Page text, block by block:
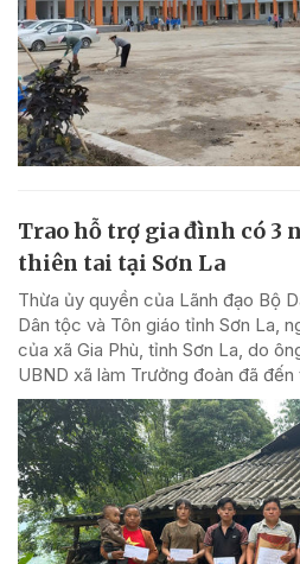
Trao hỗ trợ gia đình có 3
thiên tai tại Sơn La
Thừa ủy quyền của Lãnh đạo Bộ
Dân tộc và Tôn giáo tỉnh Sơn La,
của xã Gia Phù, tỉnh Sơn La, do
UBND xã làm Trưởng đoàn đã đến